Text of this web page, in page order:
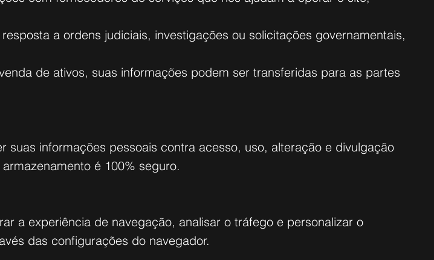
a ordens judiciais, investigações ou solicitações governamentais,
de ativos, suas informações podem ser transferidas para as partes
informações pessoais contra acesso, uso, alteração e divulgação
é 100% seguro.
a experiência de navegação, analisar o tráfego e personalizar o
das configurações do navegador.